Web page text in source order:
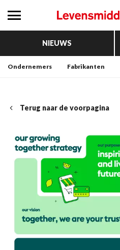
NIEUWS
Ondernemers Fabrikanten
Terug naar de voorpagina